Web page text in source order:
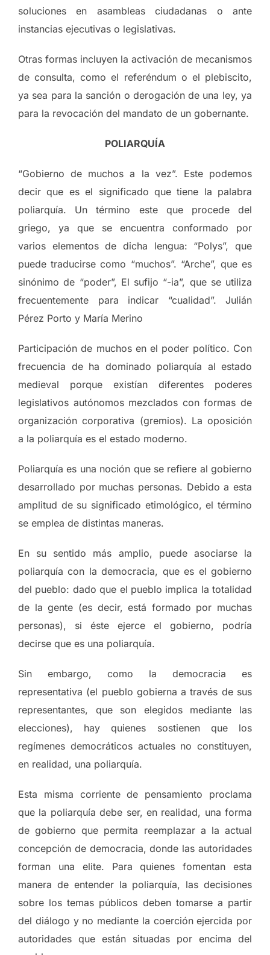
soluciones en asambleas ciudadanas o ante
instancias ejecutivas o legislativas.
Otras formas incluyen la activación de mecanismos
de consulta, como el referéndum o el plebiscito,
ya sea para la sanción o derogación de una ley, ya
para la revocación del mandato de un gobernante.
POLIARQUÍA
“Gobierno de muchos a la vez”. Este podemos
decir que es el significado que tiene la palabra
poliarquía. Un término este que procede del
griego, ya que se encuentra conformado por
varios elementos de dicha lengua: “Polys”, que
puede traducirse como “muchos”. “Arche”, que es
sinónimo de “poder”, El sufijo “-ia”, que se utiliza
frecuentemente para indicar “cualidad”. Julián
Pérez Porto y María Merino
Participación de muchos en el poder político. Con
frecuencia de ha dominado poliarquía al estado
medieval porque existían diferentes poderes
legislativos autónomos mezclados con formas de
organización corporativa (gremios). La oposición
a la poliarquía es el estado moderno.
Poliarquía es una noción que se refiere al gobierno
desarrollado por muchas personas. Debido a esta
amplitud de su significado etimológico, el término
se emplea de distintas maneras.
En su sentido más amplio, puede asociarse la
poliarquía con la democracia, que es el gobierno
del pueblo: dado que el pueblo implica la totalidad
de la gente (es decir, está formado por muchas
personas), si éste ejerce el gobierno, podría
decirse que es una poliarquía.
Sin embargo, como la democracia es
representativa (el pueblo gobierna a través de sus
representantes, que son elegidos mediante las
elecciones), hay quienes sostienen que los
regímenes democráticos actuales no constituyen,
en realidad, una poliarquía.
Esta misma corriente de pensamiento proclama
que la poliarquía debe ser, en realidad, una forma
de gobierno que permita reemplazar a la actual
concepción de democracia, donde las autoridades
forman una elite. Para quienes fomentan esta
manera de entender la poliarquía, las decisiones
sobre los temas públicos deben tomarse a partir
del diálogo y no mediante la coerción ejercida por
autoridades que están situadas por encima del